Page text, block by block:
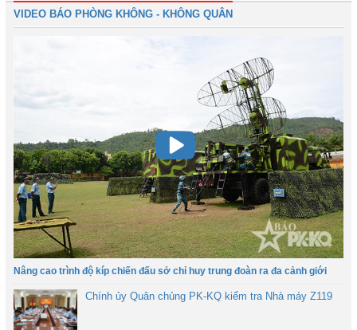
VIDEO BÁO PHÒNG KHÔNG - KHÔNG QUÂN
Nâng cao trình độ kíp chiến đấu sở chỉ huy trung đoàn ra đa cảnh giới
Chính ủy Quân chủng PK-KQ kiểm tra Nhà máy Z119